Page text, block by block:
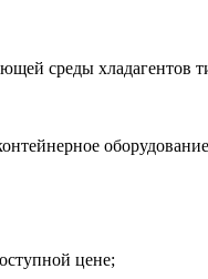
среды хладагентов
цене;